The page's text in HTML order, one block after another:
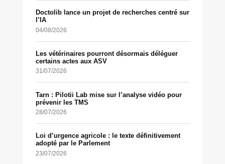
Doctolib lance un projet de recherches centré sur
l’IA
04/08/2026
Les vétérinaires pourront désormais déléguer
certains actes aux ASV
31/07/2026
Tarn : Pilotii Lab mise sur l’analyse vidéo pour
prévenir les TMS
28/07/2026
Loi d’urgence agricole : le texte définitivement
adopté par le Parlement
23/07/2026